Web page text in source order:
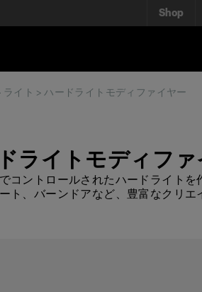
Shop
ライト > ハードライトモディファイヤー
ライトモディファ
コントロールされたハードライト
ト、バーンドアなど、豊富なクリ